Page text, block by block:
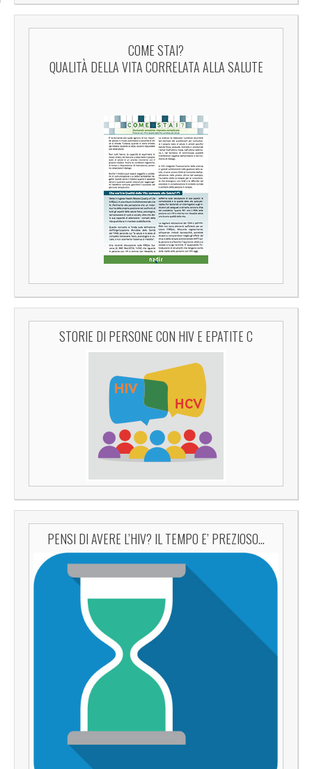
COME STAI?
QUALITÀ DELLA VITA CORRELATA ALLA SALUTE
STORIE DI PERSONE CON HIV E EPATITE C
PENSI DI AVERE L’HIV? IL TEMPO E’ PREZIOSO…